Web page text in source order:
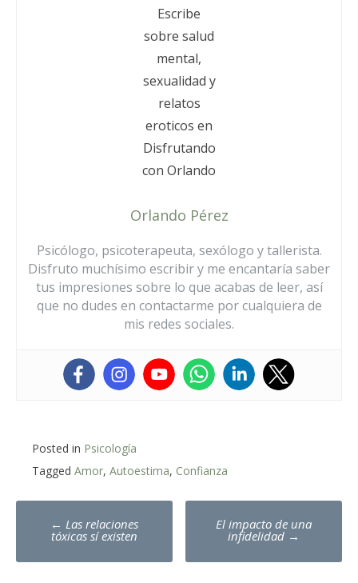
Orlando Pérez
Psicólogo, psicoterapeuta, sexólogo y tallerista.
Disfruto muchísimo escribir y me encantaría saber
tus impresiones sobre lo que acabas de leer, así
que no dudes en contactarme por cualquiera de
mis redes sociales.
Posted in Psicología
Tagged Amor, Autoestima, Confianza
Post
navigation
← Las relaciones
tóxicas sí existen
El impacto de una
infidelidad →